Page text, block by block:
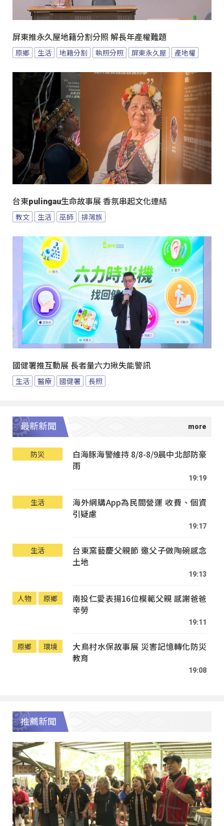
屏東推永久屋地籍分割分照 解長年產權難題
原鄉 生活 地籍分割 執照分照 屏東永久屋 產地權
台東pulingau生命故事展 香氛串起文化連結
教文 生活 巫師 排灣族
國健署推互動展 長者量六力揪失能警訊
生活 醫療 國健署 長照
最新新聞
防災
白海豚海警維持 8/8-8/9晨中北部防豪
雨
19:19
生活
海外網購App為民間營運 收費、個資
引疑慮
19:17
生活
台東窯藝慶父親節 邀父子做陶碗感念
土地
19:13
人物 原鄉
南投仁愛表揚16位模範父親 感謝爸爸
辛勞
19:11
原鄉 環境
大鳥村水保故事展 災害記憶轉化防災
教育
19:08
推薦新聞